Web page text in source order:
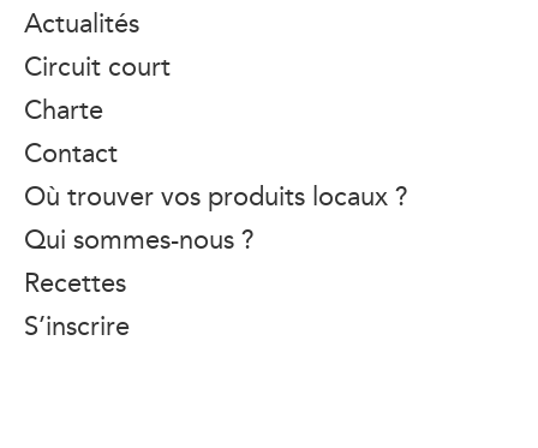
Actualités
Circuit court
Charte
Contact
Où trouver vos produits locaux ?
Qui sommes-nous ?
Recettes
S’inscrire